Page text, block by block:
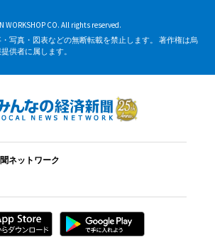
WORKSHOP CO. All rights reserved.
写真・図表などの無断転載を禁止します。 著作権は烏
供者に属します。
ネットワーク